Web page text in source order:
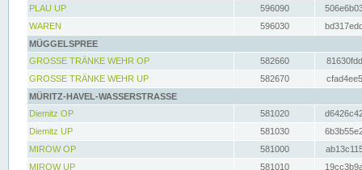
PLAU UP
596090
WAREN
596030
MÜGGELSPREE
GROSSE TRÄNKE WEHR OP
582660
GROSSE TRÄNKE WEHR UP
582670
MÜRITZ-HAVEL-WASSERSTRASSE
Diemitz OP
581020
Diemitz UP
581030
MIROW OP
581000
MIROW UP
581010